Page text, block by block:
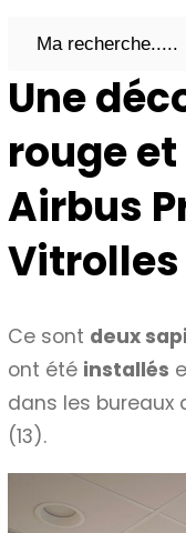
Search
Une
rouge
Airbus
Vitrolles
Ce sont deux
ont été installés
dans les bureaux
(13).